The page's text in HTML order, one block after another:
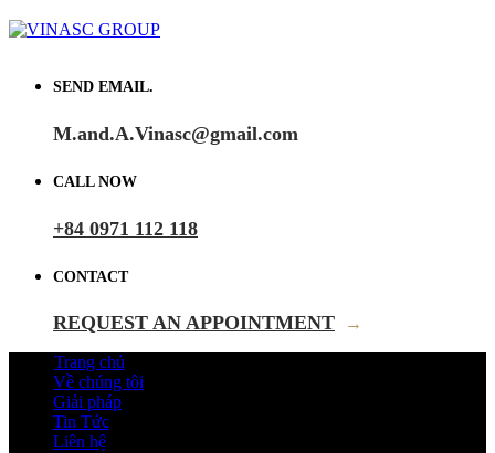
SEND EMAIL.
M.and.A.Vinasc@gmail.com
CALL NOW
+84 0971 112 118
CONTACT
REQUEST AN APPOINTMENT →
Trang chủ
Về chúng tôi
Giải pháp
Tin Tức
Liên hệ